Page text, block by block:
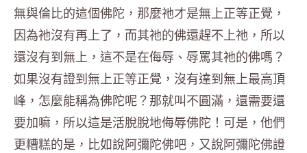
無與倫比的這個佛陀，那麼祂才是無上正等正覺，
因為祂沒有再上了，而其祂的佛還趕不上祂，所以
還沒有到無上，這不是在侮辱、辱罵其祂的佛嗎？
如果沒有證到無上正等正覺，沒有達到無上最高頂
峰，怎麼能稱為佛陀呢？那就叫不圓滿，還需要還
要加嘛，所以這是活脫脫地侮辱佛陀！可是，他們
更糟糕的是，比如說阿彌陀佛吧，又說阿彌陀佛證